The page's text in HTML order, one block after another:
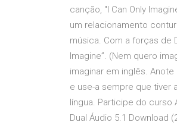
canção, "I Can Only
um relacionamento
música. Com a forças de
Imagine”. (Nem quero
imaginar em inglês.
e use-a sempre que tiver
língua. Participe do curso
Dual Áudio 5.1 Download